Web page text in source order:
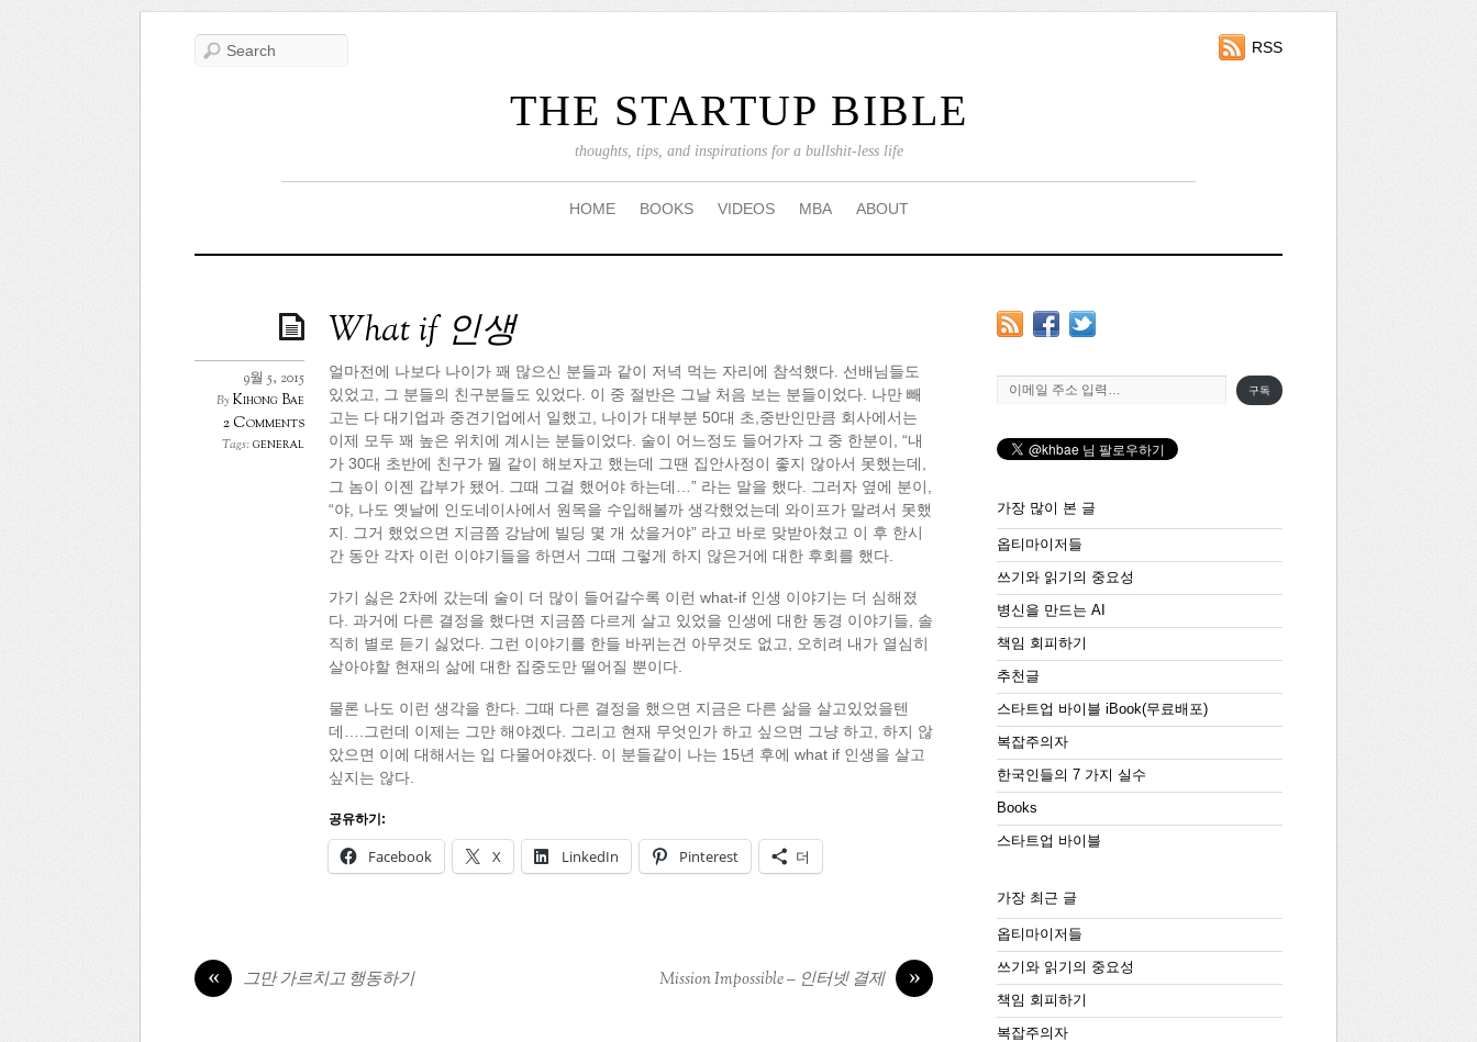
THE STARTUP BIBLE
thoughts, tips, and inspirations for a bullshit-less life
RSS
HOME BOOKS VIDEOS MBA ABOUT
What if 인생
9월 5, 2015
ByKihong Bae
2 Comments
Tags:general
얼마전에 나보다 나이가 꽤 많으신 분들과 같이 저녁 먹는 자리에 참석했다. 선배님들도
있었고, 그 분들의 친구분들도 있었다. 이 중 절반은 그날 처음 보는 분들이었다. 나만 빼
고는 다 대기업과 중견기업에서 일했고, 나이가 대부분 50대 초,중반인만큼 회사에서는
이제 모두 꽤 높은 위치에 계시는 분들이었다. 술이 어느정도 들어가자 그 중 한분이, “내
가 30대 초반에 친구가 뭘 같이 해보자고 했는데 그땐 집안사정이 좋지 않아서 못했는데,
그 놈이 이젠 갑부가 됐어. 그때 그걸 했어야 하는데…” 라는 말을 했다. 그러자 옆에 분이,
“야, 나도 옛날에 인도네이사에서 원목을 수입해볼까 생각했었는데 와이프가 말려서 못했
지. 그거 했었으면 지금쯤 강남에 빌딩 몇 개 샀을거야” 라고 바로 맞받아쳤고 이 후 한시
간 동안 각자 이런 이야기들을 하면서 그때 그렇게 하지 않은거에 대한 후회를 했다.
가기 싫은 2차에 갔는데 술이 더 많이 들어갈수록 이런 what-if 인생 이야기는 더 심해졌
다. 과거에 다른 결정을 했다면 지금쯤 다르게 살고 있었을 인생에 대한 동경 이야기들, 솔
직히 별로 듣기 싫었다. 그런 이야기를 한들 바뀌는건 아무것도 없고, 오히려 내가 열심히
살아야할 현재의 삶에 대한 집중도만 떨어질 뿐이다.
물론 나도 이런 생각을 한다. 그때 다른 결정을 했으면 지금은 다른 삶을 살고있었을텐
데….그런데 이제는 그만 해야겠다. 그리고 현재 무엇인가 하고 싶으면 그냥 하고, 하지 않
았으면 이에 대해서는 입 다물어야겠다. 이 분들같이 나는 15년 후에 what if 인생을 살고
싶지는 않다.
공유하기:
Facebook X LinkedIn Pinterest 더
« 그만 가르치고 행동하기 »
Mission Impossible – 인터넷 결제
이메일 주소 입력…
구독
가장 많이 본 글
옵티마이저들
쓰기와 읽기의 중요성
병신을 만드는 AI
책임 회피하기
추천글
스타트업 바이블 iBook(무료배포)
복잡주의자
한국인들의 7 가지 실수
Books
스타트업 바이블
가장 최근 글
옵티마이저들
쓰기와 읽기의 중요성
책임 회피하기
복잡주의자